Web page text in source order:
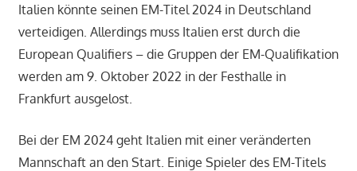
Italien könnte seinen EM-Titel 2024 in Deutschland
verteidigen. Allerdings muss Italien erst durch die
European Qualifiers – die Gruppen der EM-Qualifikation
werden am 9. Oktober 2022 in der Festhalle in
Frankfurt ausgelost.
Bei der EM 2024 geht Italien mit einer veränderten
Mannschaft an den Start. Einige Spieler des EM-Titels